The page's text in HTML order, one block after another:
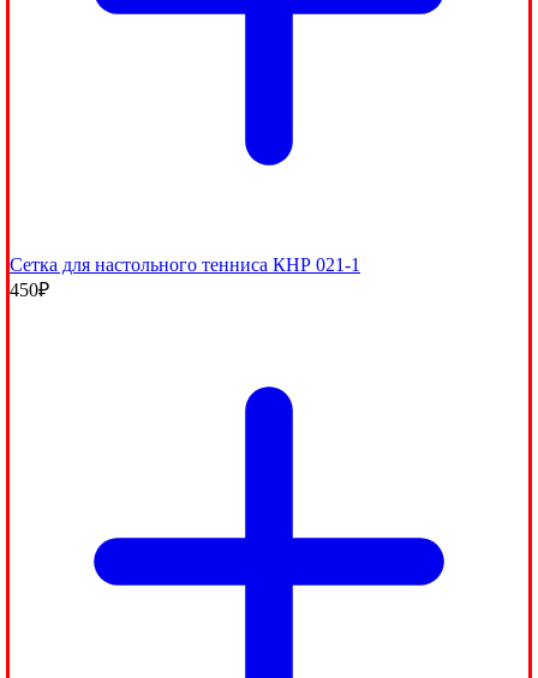
Сетка для настольного тенниса КНР 021-1
450₽